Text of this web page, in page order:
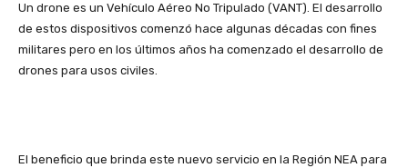
Un drone es un Vehículo Aéreo No Tripulado (VANT). El desarrollo
de estos dispositivos comenzó hace algunas décadas con fines
militares pero en los últimos años ha comenzado el desarrollo de
drones para usos civiles.
El beneficio que brinda este nuevo servicio en la Región NEA para